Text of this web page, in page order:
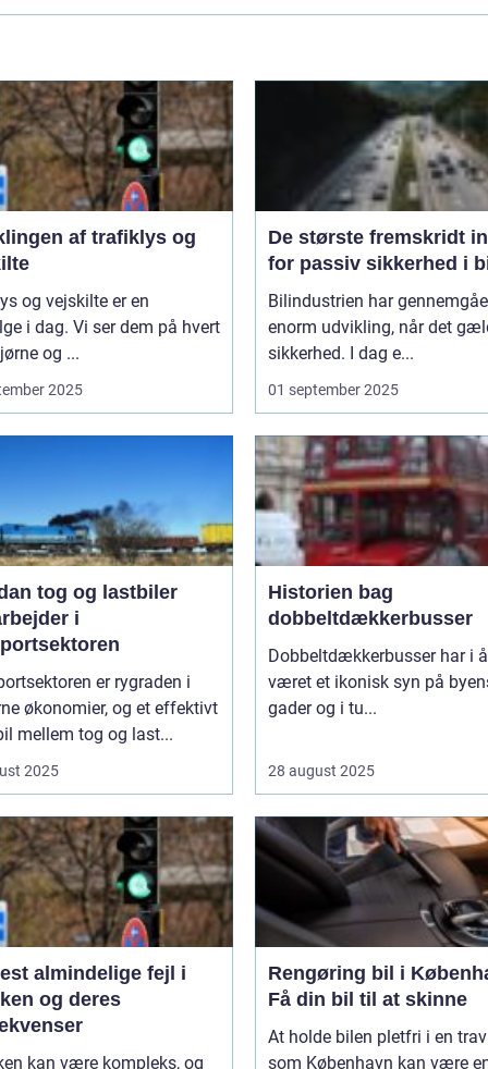
af trafiklys og
og vejskilte er en
i dag. Vi ser dem på hvert
og ...
2025
De største fremskridt
for passiv sikkerhed i
Bilindustrien har
enorm udvikling, når det
sikkerhed. I dag e...
01 september 2025
tog og lastbiler
i
er rygraden i
økonomier, og et effektivt
mellem tog og last...
2025
Historien bag
dobbeltdækkerbusser
Dobbeltdækkerbusser har i
været et ikonisk syn på
gader og i tu...
28 august 2025
almindelige fejl i
og deres
kan være kompleks, og
Rengøring bil i
Få din bil til at skinne
At holde bilen pletfri i en
som København kan være